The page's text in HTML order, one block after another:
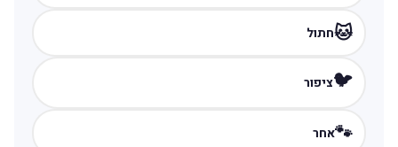
🐱חתול
🐦ציפור
🐾אחר